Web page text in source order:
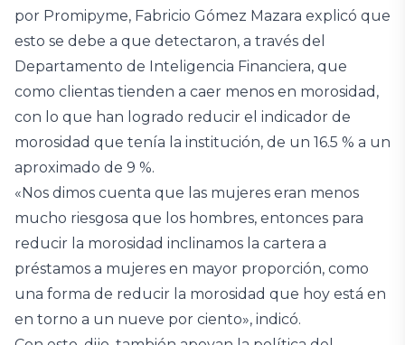
por Promipyme, Fabricio Gómez Mazara explicó que
esto se debe a que detectaron, a través del
Departamento de Inteligencia Financiera, que
como clientas tienden a caer menos en morosidad,
con lo que han logrado reducir el indicador de
morosidad que tenía la institución, de un 16.5 % a un
aproximado de 9 %.
«Nos dimos cuenta que las mujeres eran menos
mucho riesgosa que los hombres, entonces para
reducir la morosidad inclinamos la cartera a
préstamos a mujeres en mayor proporción, como
una forma de reducir la morosidad que hoy está en
en torno a un nueve por ciento», indicó.